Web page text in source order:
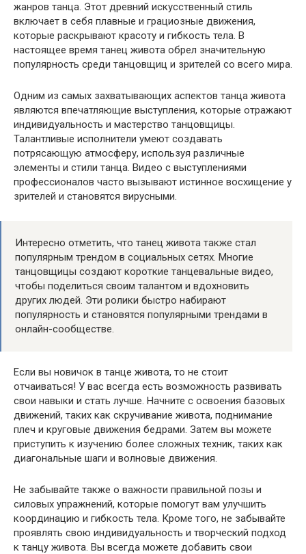
жанров танца. Этот древний искусственный стиль
включает в себя плавные и грациозные движения,
которые раскрывают красоту и гибкость тела. В
настоящее время танец живота обрел значительную
популярность среди танцовщиц и зрителей со всего мира.
Одним из самых захватывающих аспектов танца живота
являются впечатляющие выступления, которые отражают
индивидуальность и мастерство танцовщицы.
Талантливые исполнители умеют создавать
потрясающую атмосферу, используя различные
элементы и стили танца. Видео с выступлениями
профессионалов часто вызывают истинное восхищение у
зрителей и становятся вирусными.
Интересно отметить, что танец живота также стал
популярным трендом в социальных сетях. Многие
танцовщицы создают короткие танцевальные видео,
чтобы поделиться своим талантом и вдохновить
других людей. Эти ролики быстро набирают
популярность и становятся популярными трендами в
онлайн-сообществе.
Если вы новичок в танце живота, то не стоит
отчаиваться! У вас всегда есть возможность развивать
свои навыки и стать лучше. Начните с освоения базовых
движений, таких как скручивание живота, поднимание
плеч и круговые движения бедрами. Затем вы можете
приступить к изучению более сложных техник, таких как
диагональные шаги и волновые движения.
Не забывайте также о важности правильной позы и
силовых упражнений, которые помогут вам улучшить
координацию и гибкость тела. Кроме того, не забывайте
проявлять свою индивидуальность и творческий подход
к танцу живота. Вы всегда можете добавить свои